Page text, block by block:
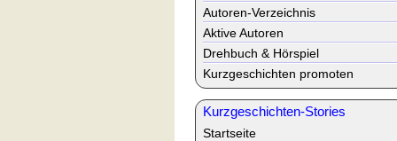
Autoren-Verzeichnis
Aktive Autoren
Drehbuch & Hörspiel
Kurzgeschichten promoten
Kurzgeschichten-Stories
Startseite